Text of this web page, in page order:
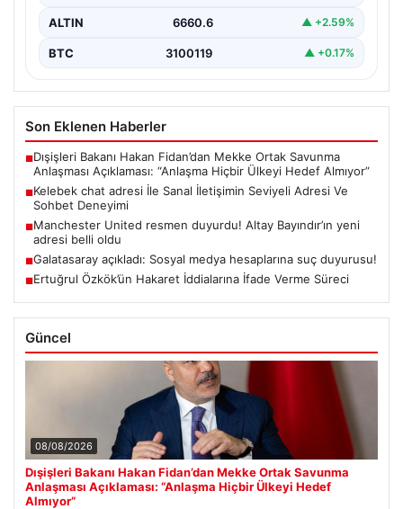
ALTIN 6660.6 ▲ +2.59%
BTC 3100119 ▲ +0.17%
Son Eklenen Haberler
■Dışişleri Bakanı Hakan Fidan’dan Mekke Ortak Savunma
Anlaşması Açıklaması: “Anlaşma Hiçbir Ülkeyi Hedef Almıyor”
■Kelebek chat adresi İle Sanal İletişimin Seviyeli Adresi Ve
Sohbet Deneyimi
■Manchester United resmen duyurdu! Altay Bayındır’ın yeni
adresi belli oldu
■Galatasaray açıkladı: Sosyal medya hesaplarına suç duyurusu!
■Ertuğrul Özkök’ün Hakaret İddialarına İfade Verme Süreci
Güncel
08/08/2026
Dışişleri Bakanı Hakan Fidan’dan Mekke Ortak Savunma
Anlaşması Açıklaması: “Anlaşma Hiçbir Ülkeyi Hedef
Almıyor”